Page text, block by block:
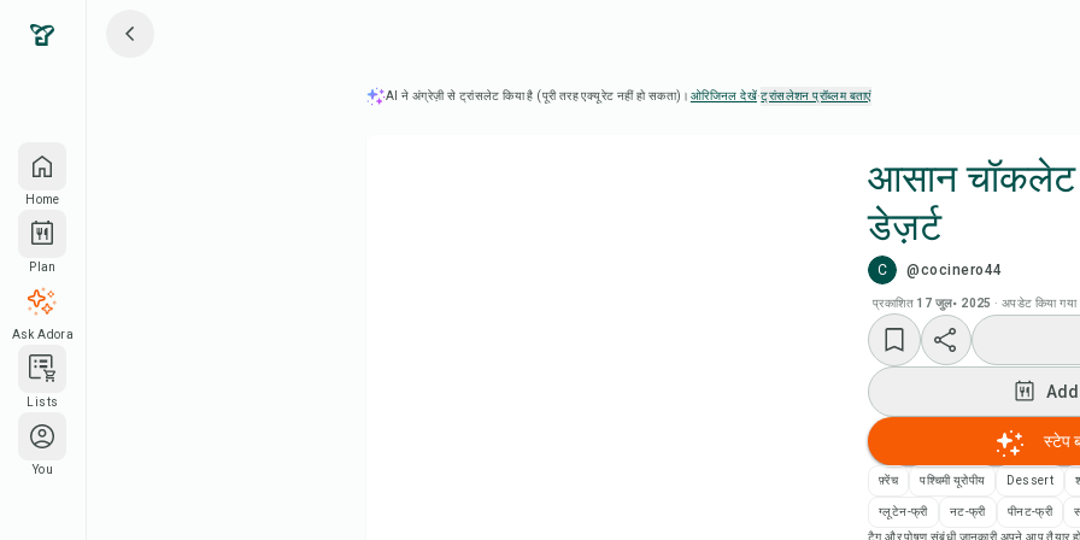
Home
Plan
Ask Adora
Lists
You
AI ने अंग्रेज़ी से ट्रांसलेट किया है (पूरी तरह एक्यूरेट नहीं हो सकता)। ओरिजिनल देखें·ट्रांसलेशन प्रॉब्लम बताएं
आसान
डेज़र्ट
C @cocinero44
प्रकाशित 17 जुल॰ 2025 ·अपडेट किया गया
स्टेप
फ़्रेंच पश्चिमी यूरोपीय Dessert
ग्लूटेन-फ्री नट-फ्री पीनट-फ्री
टैग और पोषण संबंधी जानकारी अपने आप तैयार